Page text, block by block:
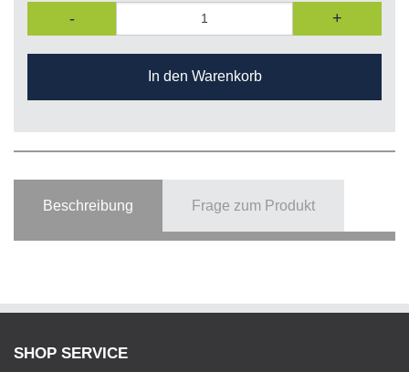
- +
In den Warenkorb
Beschreibung Frage zum Produkt
SHOP SERVICE